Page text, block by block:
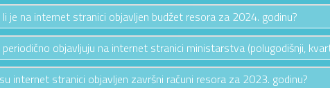
li je na internet stranici objavljen budžet resora za 2024. godinu?
objavljuju na internet stranici ministarstva (polugodišnji,
internet stranici objavljen završni računi resora za 2023. godinu?